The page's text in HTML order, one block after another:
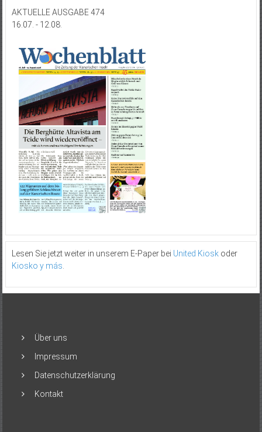
AKTUELLE AUSGABE 474
16.07. - 12.08.
Lesen Sie jetzt weiter in unserem E-Paper bei United Kioskoder
Kiosko y más
Über uns
Impressum
Datenschutzerklärung
Kontakt